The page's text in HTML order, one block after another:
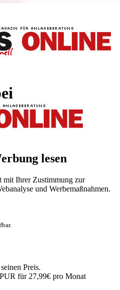
lesen
mit Ihrer Zustimmung zur
und Werbemaßnahmen.
Preis.
für 27,99€ pro Monat